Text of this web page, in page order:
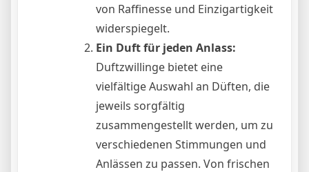
von Raffinesse und Einzigartigkeit
widerspiegelt.
Ein Duft für jeden Anlass:
Duftzwillinge bietet eine
vielfältige Auswahl an Düften, die
jeweils sorgfältig
zusammengestellt werden, um zu
verschiedenen Stimmungen und
Anlässen zu passen. Von frischen